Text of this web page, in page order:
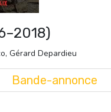
Gérard Depardieu
Bande-annonce